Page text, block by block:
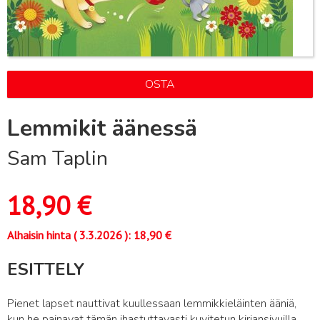
OSTA
Lemmikit äänessä
Sam Taplin
18,90€
Alhaisin hinta (3.3.2026): 18,90 €
ESITTELY
Pienet lapset nauttivat kuullessaan lemmikkieläinten ääniä,